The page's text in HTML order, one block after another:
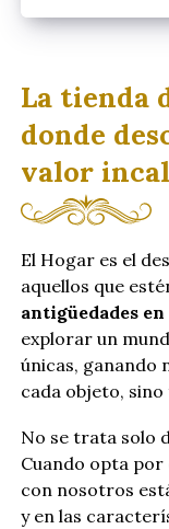
La tienda
donde
valor
El Hogar es el
aquellos que
antigüedades
explorar un
únicas, ganando
cada objeto, sino
No se trata solo
Cuando opta
con nosotros
y en las